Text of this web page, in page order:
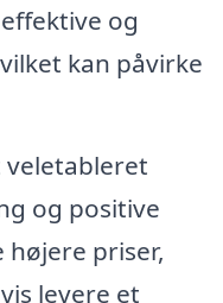
og
kan påvirke
veletableret
og positive
højere priser,
levere et